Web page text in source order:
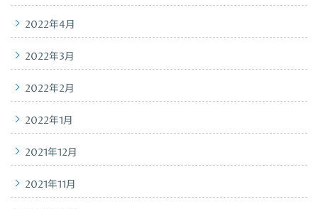
2022年4月
2022年3月
2022年2月
2022年1月
2021年12月
2021年11月